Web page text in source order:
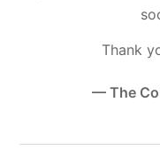
Thank
— The